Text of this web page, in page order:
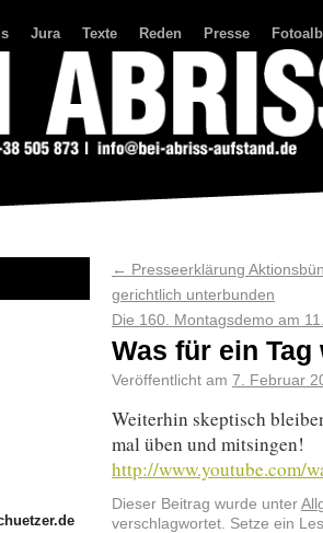
Jura Texte Reden Presse
← Presseerklärung
gerichtlich unterbunden
Die 160. Montagsdemo am
Was für ein
Veröffentlicht am 7. Februar
Weiterhin skeptisch
mal üben und mitsingen!
http://www.youtube.com/
Dieser Beitrag wurde unter
verschlagwortet. Setze ein